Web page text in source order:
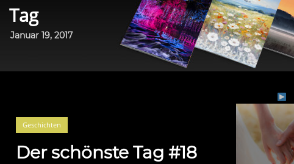
Tag
Januar 19, 2017
Geschichten
Der schönste Tag #18